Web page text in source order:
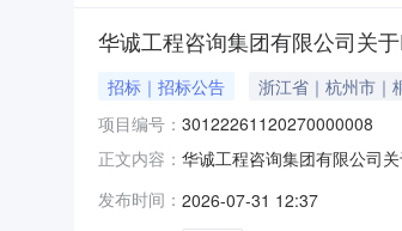
华诚工程咨询集团有限公司关
招标｜招标公告 浙江省｜杭州市｜
项目编号： 30122261120270000008
正文内容： 华诚工程咨询集团有限公司
（下载）招标文件，并于
发布时间： 2026-07-31 12:37